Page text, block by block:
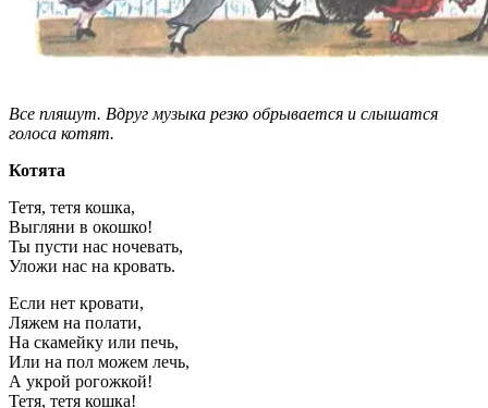
Все пляшут. Вдруг музыка резко обрывается и слышатся
голоса котят.
Котята
Тетя, тетя кошка,
Выгляни в окошко!
Ты пусти нас ночевать,
Уложи нас на кровать.
Если нет кровати,
Ляжем на полати,
На скамейку или печь,
Или на пол можем лечь,
А укрой рогожкой!
Тетя, тетя кошка!